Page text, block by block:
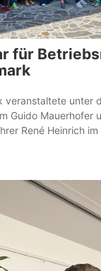
für
veranstaltete unter
Guido Mauerhofer
René Heinrich